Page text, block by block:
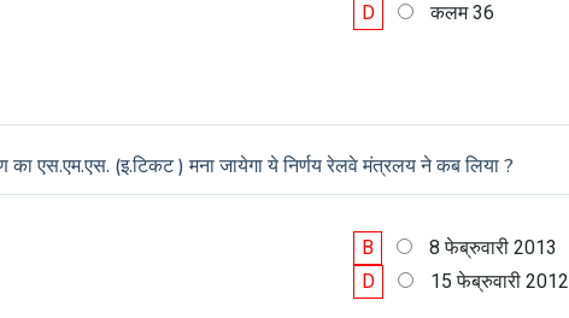
D कलम 36
का एस.एम.एस. (इ.टिकट ) मना जायेगा ये निर्णय रेलवे मंत्रलय ने कब लिया ?
B
8 फेब्रुवारी 2013
D 15 फेब्रुवारी 2012